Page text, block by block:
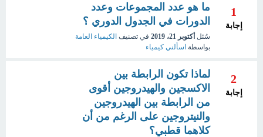
1
إجابة
ما هو عدد المجموعات وعدد
الدورات في الجدول الدوري ؟
سُئل أكتوبر 21، 2019 في تصنيف الكيمياء العامة
بواسطة اسألني كيمياء
2
إجابة
لماذا تكون الرابطة بين
الاكسجين والهيدروجين أقوى
من الرابطة بين الهيدروجين
والنيتروجين على الرغم من أن
كلاهما قطبي؟